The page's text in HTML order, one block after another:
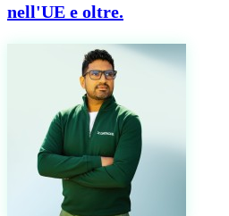
nell'UE e oltre.